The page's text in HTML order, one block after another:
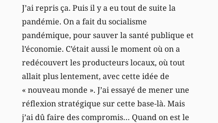
J’ai repris ça. Puis il y a eu tout de suite la
pandémie. On a fait du socialisme
pandémique, pour sauver la santé publique et
l’économie. C’était aussi le moment où on a
redécouvert les producteurs locaux, où tout
allait plus lentement, avec cette idée de
« nouveau monde ». J’ai essayé de mener une
réflexion stratégique sur cette base-là. Mais
j’ai dû faire des compromis… Quand on est le